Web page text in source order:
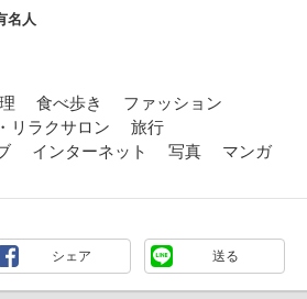
名人
食べ歩き
ファッション
リラクサロン
旅行
インターネット 写真
マンガ
シェア 送る